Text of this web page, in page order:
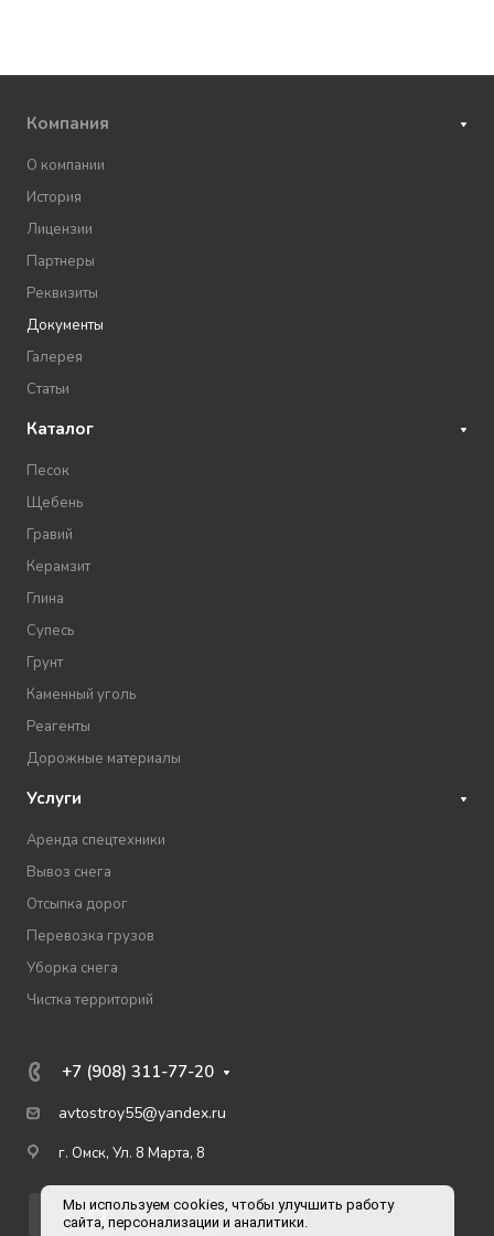
Компания
О компании
История
Лицензии
Партнеры
Реквизиты
Документы
Галерея
Статьи
Каталог
Песок
Щебень
Гравий
Керамзит
Глина
Супесь
Грунт
Каменный уголь
Реагенты
Дорожные материалы
Услуги
Аренда спецтехники
Вывоз снега
Отсыпка дорог
Перевозка грузов
Уборка снега
Чистка территорий
+7 (908) 311-77-20
avtostroy55@yandex.ru
г. Омск, Ул. 8 Марта, 8
Мы используем cookies, чтобы улучшить работу
сайта, персонализации и аналитики.